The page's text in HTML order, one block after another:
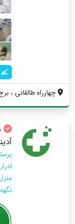
چهارراه طالقانی ،